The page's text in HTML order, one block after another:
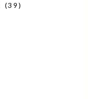
(39)